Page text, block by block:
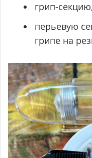
грип-секцию,
перьевую
грипе на